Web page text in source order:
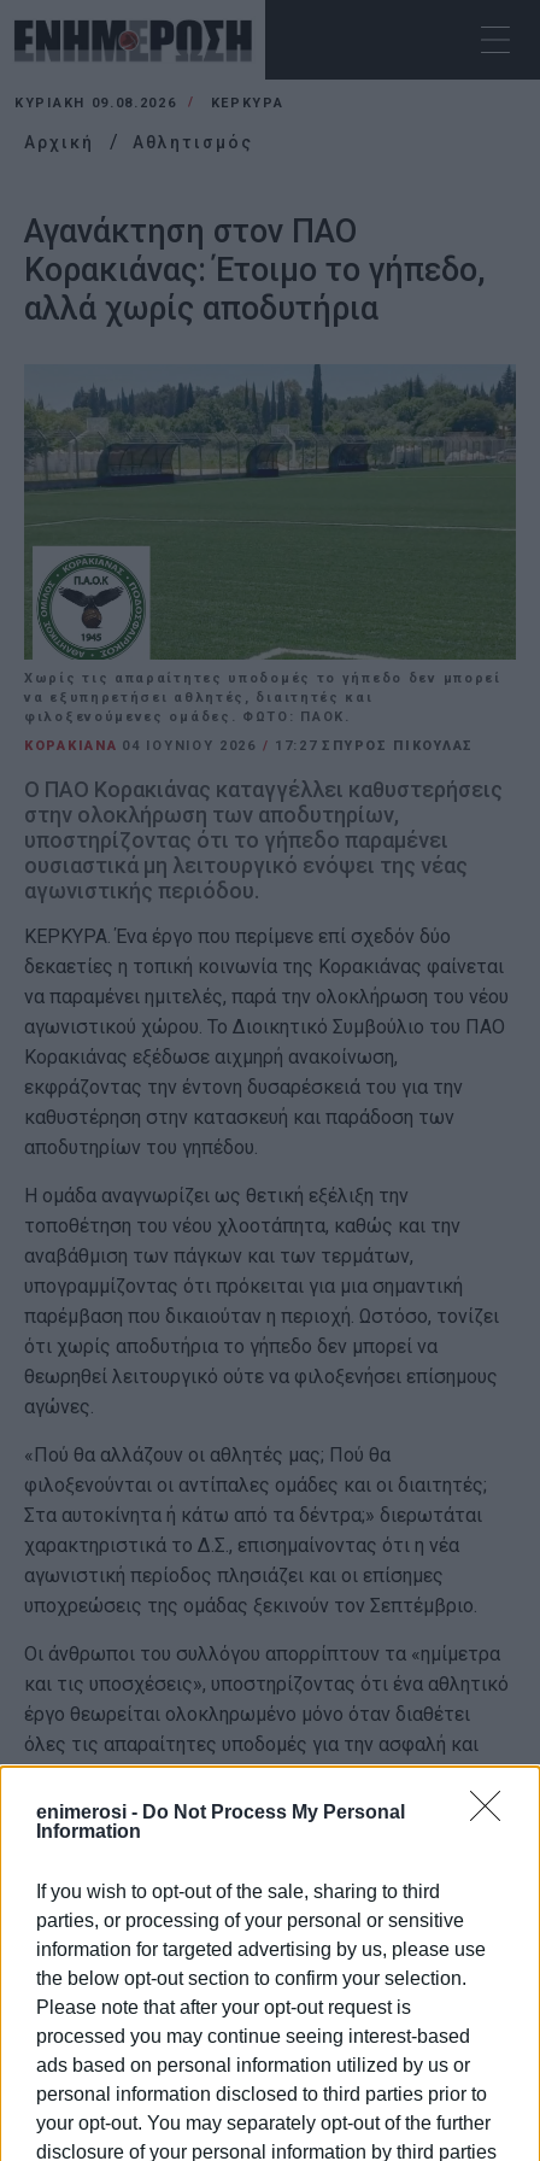
enimerosi - Do Not Process My Personal
Information
If you wish to opt-out of the sale, sharing to third
parties, or processing of your personal or sensitive
information for targeted advertising by us, please use
the below opt-out section to confirm your selection.
Please note that after your opt-out request is
processed you may continue seeing interest-based
ads based on personal information utilized by us or
personal information disclosed to third parties prior to
your opt-out. You may separately opt-out of the further
disclosure of your personal information by third parties
ΚΥΡΙΑΚΉ 09.08.2026 ΚΕΡΚΥΡΑ
Αρχική Αθλητισμός
Αγανάκτηση στον ΠΑΟ
Κορακιάνας: Έτοιμο το γήπεδο,
αλλά χωρίς αποδυτήρια
Χωρίς τις απαραίτητες υποδομές το γήπεδο δεν μπορεί
να εξυπηρετήσει αθλητές, διαιτητές και
φιλοξενούμενες ομάδες. ΦΩΤΟ: ΠΑΟΚ.
ΚΟΡΑΚΙΑΝΑ 04 ΙΟΥΝΊΟΥ 2026 / 17:27 ΣΠΥΡΟΣ ΠΙΚΟΥΛΑΣ
Ο ΠΑΟ Κορακιάνας καταγγέλλει καθυστερήσεις
στην ολοκλήρωση των αποδυτηρίων,
υποστηρίζοντας ότι το γήπεδο παραμένει
ουσιαστικά μη λειτουργικό ενόψει της νέας
αγωνιστικής περιόδου.
ΚΕΡΚΥΡΑ. Ένα έργο που περίμενε επί σχεδόν δύο
δεκαετίες η τοπική κοινωνία της Κορακιάνας φαίνεται
να παραμένει ημιτελές, παρά την ολοκλήρωση του νέου
αγωνιστικού χώρου. Το Διοικητικό Συμβούλιο του ΠΑΟ
Κορακιάνας εξέδωσε αιχμηρή ανακοίνωση,
εκφράζοντας την έντονη δυσαρέσκειά του για την
καθυστέρηση στην κατασκευή και παράδοση των
αποδυτηρίων του γηπέδου.
Η ομάδα αναγνωρίζει ως θετική εξέλιξη την
τοποθέτηση του νέου χλοοτάπητα, καθώς και την
αναβάθμιση των πάγκων και των τερμάτων,
υπογραμμίζοντας ότι πρόκειται για μια σημαντική
παρέμβαση που δικαιούταν η περιοχή. Ωστόσο, τονίζει
ότι χωρίς αποδυτήρια το γήπεδο δεν μπορεί να
θεωρηθεί λειτουργικό ούτε να φιλοξενήσει επίσημους
αγώνες.
«Πού θα αλλάζουν οι αθλητές μας; Πού θα
φιλοξενούνται οι αντίπαλες ομάδες και οι διαιτητές;
Στα αυτοκίνητα ή κάτω από τα δέντρα;» διερωτάται
χαρακτηριστικά το Δ.Σ., επισημαίνοντας ότι η νέα
αγωνιστική περίοδος πλησιάζει και οι επίσημες
υποχρεώσεις της ομάδας ξεκινούν τον Σεπτέμβριο.
Οι άνθρωποι του συλλόγου απορρίπτουν τα «ημίμετρα
και τις υποσχέσεις», υποστηρίζοντας ότι ένα αθλητικό
έργο θεωρείται ολοκληρωμένο μόνο όταν διαθέτει
όλες τις απαραίτητες υποδομές για την ασφαλή και
αξιοπρεπή λειτουργία του. Παράλληλα, προειδοποιούν
ότι δεν πρόκειται να αποδεχθούν εγκαίνια ή
επικοινωνιακές φιέστες σε ένα έργο που παραμένει
Το Διοικητικό Συμβούλιο καλεί τον Δήμο Κεντρικής
Κέρκυρας και Διαποντίων Νήσων και τις αρμόδιες
υπηρεσίες να επιταχύνουν τις διαδικασίες και να
παραδώσουν άμεσα τα αποδυτήρια, θεωρώντας ότι
κάθε νέα καθυστέρηση πλήττει ευθέως την
προετοιμασία της ομάδας και τις αθλητικές
δραστηριότητες της νεολαίας της περιοχής.
Το ζήτημα προκαλεί εύλογα ερωτήματα, καθώς το